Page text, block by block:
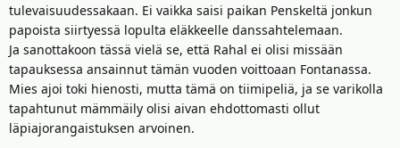
tulevaisuudessakaan. Ei vaikka saisi paikan Penskeltä jonkun
papoista siirtyessä lopulta eläkkeelle danssahtelemaan.
Ja sanottakoon tässä vielä se, että Rahal ei olisi missään
tapauksessa ansainnut tämän vuoden voittoaan Fontanassa.
Mies ajoi toki hienosti, mutta tämä on tiimipeliä, ja se varikolla
tapahtunut mämmäily olisi aivan ehdottomasti ollut
läpiajorangaistuksen arvoinen.